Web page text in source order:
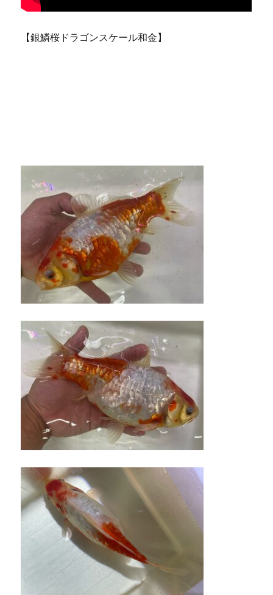
【銀鱗桜ドラゴンスケール和金】